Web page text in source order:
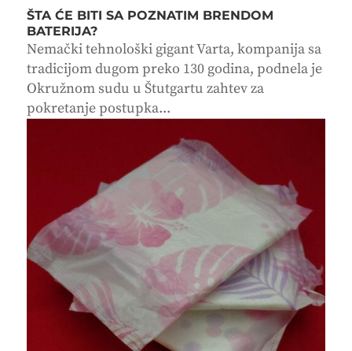
ŠTA ĆE BITI SA POZNATIM BRENDOM
BATERIJA?
Nemački tehnološki gigant Varta, kompanija sa
tradicijom dugom preko 130 godina, podnela je
Okružnom sudu u Štutgartu zahtev za
pokretanje postupka...